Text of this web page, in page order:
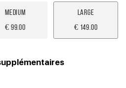
Medium
€ 99.00
Large
€ 149.00